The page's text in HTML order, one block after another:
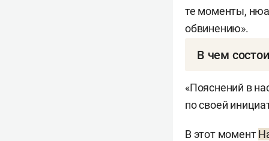
те моменты,
обвинению».
В чем
На первом
подробно
замминистра
«Пояснений в
по своей
В этот момент